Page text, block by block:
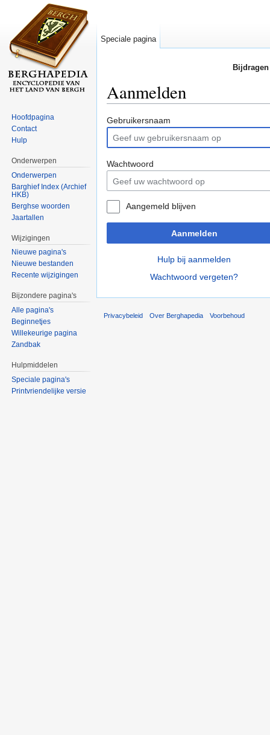
Aanmelden
Gebruikersnaam
Wachtwoord
Aangemeld blijven
Aanmelden
Hulp bij aanmelden
Wachtwoord vergeten?
Speciale pagina
Hoofdpagina
Contact
Hulp
Onderwerpen
Onderwerpen
Barghief Index (Archief
HKB)
Berghse woorden
Jaartallen
Wijzigingen
Nieuwe pagina's
Nieuwe bestanden
Recente wijzigingen
Bijzondere pagina's
Alle pagina's
Beginnetjes
Willekeurige pagina
Zandbak
Hulpmiddelen
Speciale pagina's
Printvriendelijke versie
Privacybeleid Over Berghapedia Voorbehoud